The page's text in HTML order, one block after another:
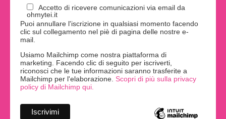
Accetto di ricevere comunicazioni via email da
ohmytei.it
Puoi annullare l'iscrizione in qualsiasi momento facendo
clic sul collegamento nel piè di pagina delle nostre e-
mail.
Usiamo Mailchimp come nostra piattaforma di
marketing. Facendo clic di seguito per iscriverti,
riconosci che le tue informazioni saranno trasferite a
Mailchimp per l'elaborazione. Scopri di più sulla privacy
policy di Mailchimp qui.